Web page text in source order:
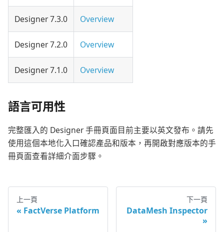
Designer 7.3.0 Overview
Designer 7.2.0 Overview
Designer 7.1.0 Overview
語言可用性
完整匯入的 Designer 手冊頁面目前主要以英文發布。請先
使用這個本地化入口確認產品和版本，再開啟對應版本的手
冊頁面查看詳細介面步驟。
上一頁
FactVerse Platform
下一頁
DataMesh Inspector